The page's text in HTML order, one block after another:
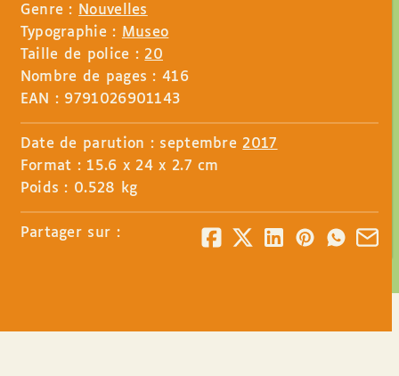
Genre : Nouvelles
Typographie : Museo
Taille de police : 20
Nombre de pages : 416
EAN : 9791026901143
Date de parution : septembre 2017
Format : 15.6 x 24 x 2.7 cm
Poids : 0.528 kg
Partager sur :